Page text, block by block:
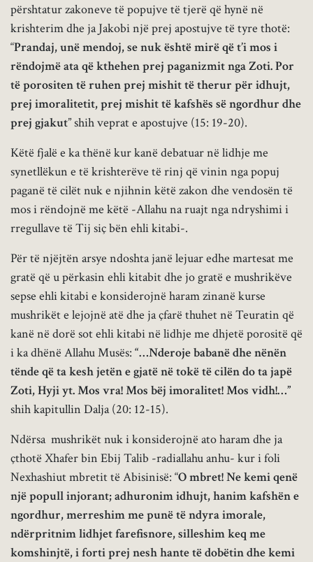
përshtatur zakoneve të popujve të tjerë që hynë në
krishterim dhe ja Jakobi një prej apostujve të tyre thotë:
“Prandaj, unë mendoj, se nuk është mirë që t’i mos i
rëndojmë ata që kthehen prej paganizmit nga Zoti. Por
të porositen të ruhen prej mishit të therur për idhujt,
prej imoralitetit, prej mishit të kafshës së ngordhur dhe
prej gjakut” shih veprat e apostujve (15: 19-20).
Këtë fjalë e ka thënë kur kanë debatuar në lidhje me
synetllëkun e të krishterëve të rinj që vinin nga popuj
paganë të cilët nuk e njihnin këtë zakon dhe vendosën të
mos i rëndojnë me këtë -Allahu na ruajt nga ndryshimi i
rregullave të Tij siç bën ehli kitabi-.
Për të njëjtën arsye ndoshta janë lejuar edhe martesat me
gratë që u përkasin ehli kitabit dhe jo gratë e mushrikëve
sepse ehli kitabi e konsiderojnë haram zinanë kurse
mushrikët e lejojnë atë dhe ja çfarë thuhet në Teuratin që
kanë në dorë sot ehli kitabi në lidhje me dhjetë porositë që
i ka dhënë Allahu Musës: “…Nderoje babanë dhe nënën
tënde që ta kesh jetën e gjatë në tokë të cilën do ta japë
Zoti, Hyji yt. Mos vra! Mos bëj imoralitet! Mos vidh!…”
shih kapitullin Dalja (20: 12-15).
Ndërsa mushrikët nuk i konsiderojnë ato haram dhe ja
çthotë Xhafer bin Ebij Talib -radiallahu anhu- kur i foli
Nexhashiut mbretit të Abisinisë: “O mbret! Ne kemi qenë
një popull injorant; adhuronim idhujt, hanim kafshën e
ngordhur, merreshim me punë të ndyra imorale,
ndërpritnim lidhjet farefisnore, silleshim keq me
komshinjtë, i forti prej nesh hante të dobëtin dhe kemi